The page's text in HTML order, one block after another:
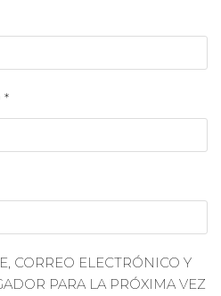
*
CORREO ELECTRÓNICO Y
PARA LA PRÓXIMA VEZ